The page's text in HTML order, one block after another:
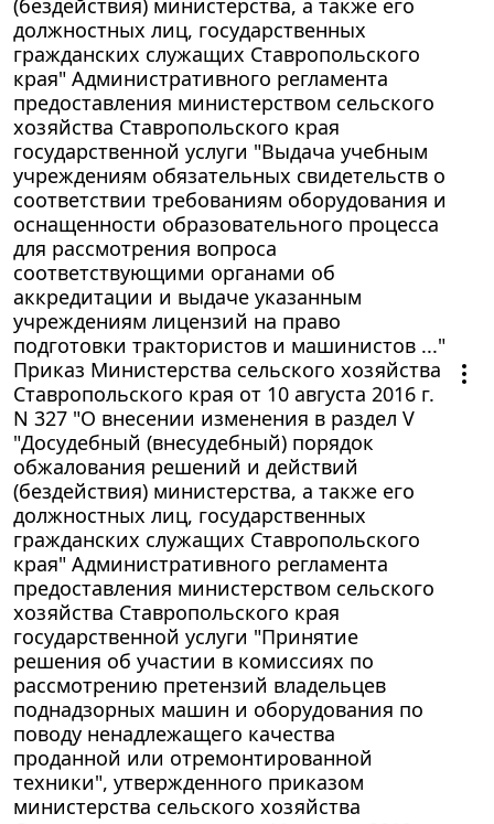
должностных лиц, государственных
гражданских служащих Ставропольского
края" Административного регламента
предоставления министерством сельского
хозяйства Ставропольского края
государственной услуги "Выдача учебным
учреждениям обязательных свидетельств о
соответствии требованиям оборудования и
оснащенности образовательного процесса
для рассмотрения вопроса
соответствующими органами об
аккредитации и выдаче указанным
учреждениям лицензий на право
подготовки трактористов и машинистов ..."
Приказ Министерства сельского хозяйства
Ставропольского края от 10 августа 2016 г.
N 327 "О внесении изменения в раздел V
"Досудебный (внесудебный) порядок
обжалования решений и действий
(бездействия) министерства, а также его
должностных лиц, государственных
гражданских служащих Ставропольского
края" Административного регламента
предоставления министерством сельского
хозяйства Ставропольского края
государственной услуги "Принятие
решения об участии в комиссиях по
рассмотрению претензий владельцев
поднадзорных машин и оборудования по
поводу ненадлежащего качества
проданной или отремонтированной
техники", утвержденного приказом
министерства сельского хозяйства